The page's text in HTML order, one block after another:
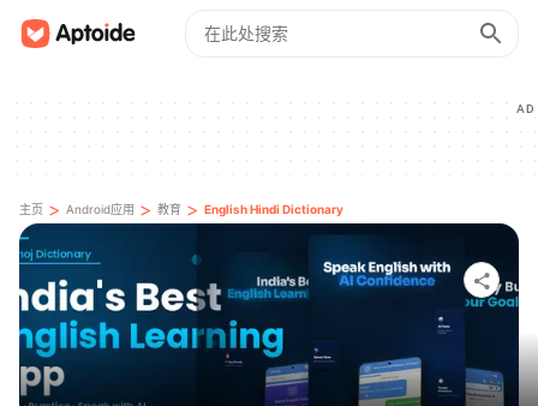
AD
主页 > Android应用 > 教育 > English Hindi Dictionary